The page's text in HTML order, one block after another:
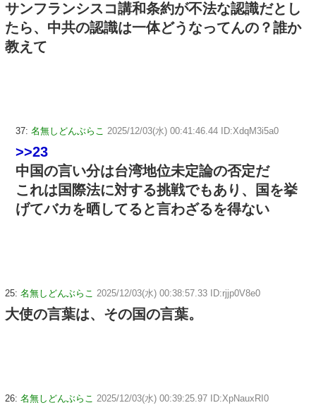
サンフランシスコ講和条約が不法な認識だとし
たら、中共の認識は一体どうなってんの？誰か
教えて
37: 名無しどんぶらこ 2025/12/03(水) 00:41:46.44 ID:XdqM3i5a0
>>23
中国の言い分は台湾地位未定論の否定だ
これは国際法に対する挑戦でもあり、国を挙
げてバカを晒してると言わざるを得ない
25: 名無しどんぶらこ 2025/12/03(水) 00:38:57.33 ID:rjjp0V8e0
大使の言葉は、その国の言葉。
26: 名無しどんぶらこ 2025/12/03(水) 00:39:25.97 ID:XpNauxRI0